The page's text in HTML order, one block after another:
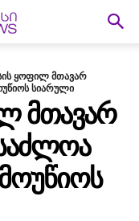
ყოფილ მთავარ
სიარული
ᲛᲗᲐᲕᲐᲠ